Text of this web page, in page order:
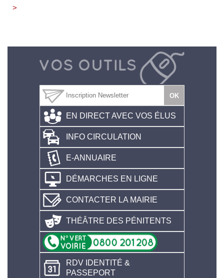
>
EN DIRECT AVEC VOS ÉLUS
INFO CIRCULATION
E-ANNUAIRE
DÉMARCHES EN LIGNE
CONTACTER LA MAIRIE
THÉÂTRE DES PÉNITENTS
RDV IDENTITÉ &
PASSEPORT